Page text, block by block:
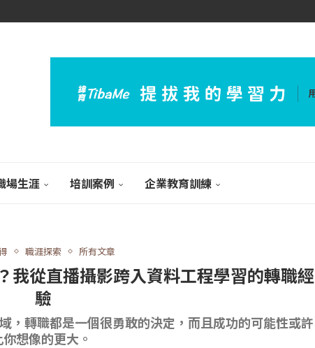
場生涯 培訓案例 企業教育訓練
職涯探索 所有文章
我從直播攝影跨入資料工程學習的轉職經
驗
，轉職都是一個很勇敢的決定，而且成功的可能性或許
你想像的更大。